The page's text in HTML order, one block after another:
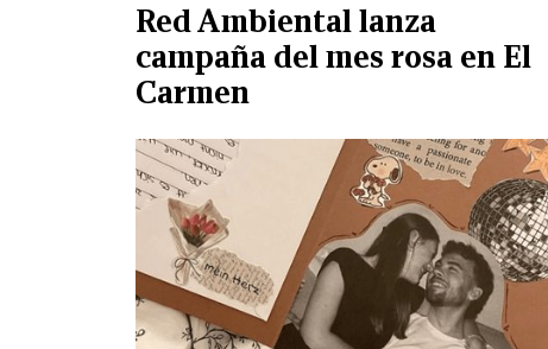
Red Ambiental lanza
campaña del mes rosa en El
Carmen